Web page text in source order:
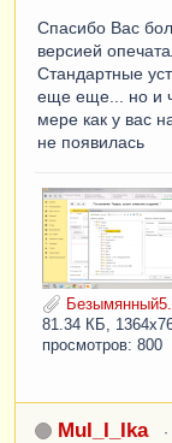
Спасибо Вас
версией
Стандартные
еще еще... но и
мере как у вас
не появилась
81.34 КБ,
просмотров: 800
MuI_I_Ika